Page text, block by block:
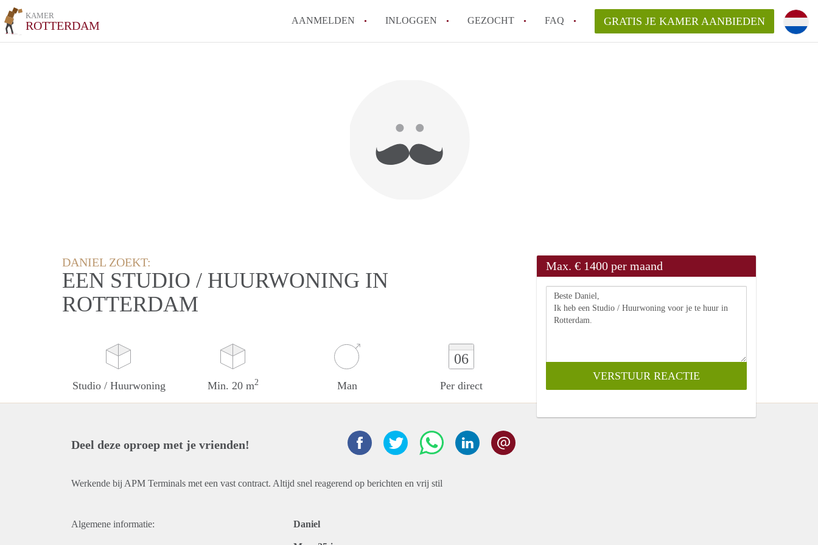
KAMER
ROTTERDAM AANMELDEN INLOGGEN GEZOCHT FAQ
Hoe vind ik een kamer in Rotterdam?
GRATIS JE KAMER AANBIEDEN
DANIEL ZOEKT:
EEN STUDIO / HUURWONING IN
ROTTERDAM
Studio / Huurwoning Min. 20 m2 Man
06
Per direct
Max. € 1400 per maand
Deel deze oproep met je vrienden!
Werkende bij APM Terminals met een vast contract. Altijd snel reagerend op berichten en vrij stil
Algemene informatie: Daniel